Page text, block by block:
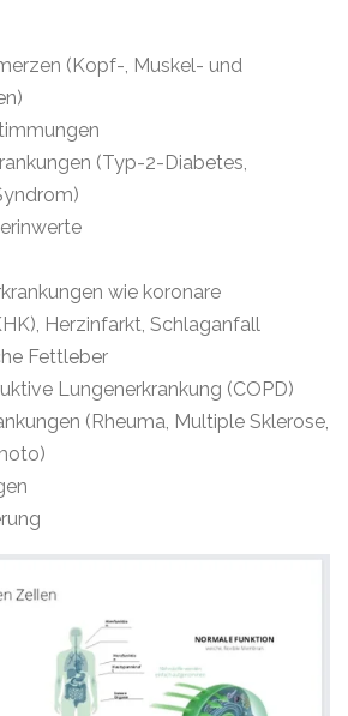
(Kopf-, Muskel- und
(Typ-2-Diabetes,
wie koronare
Herzinfarkt, Schlaganfall
Fettleber
Lungenerkrankung (COPD)
(Rheuma, Multiple Sklerose,